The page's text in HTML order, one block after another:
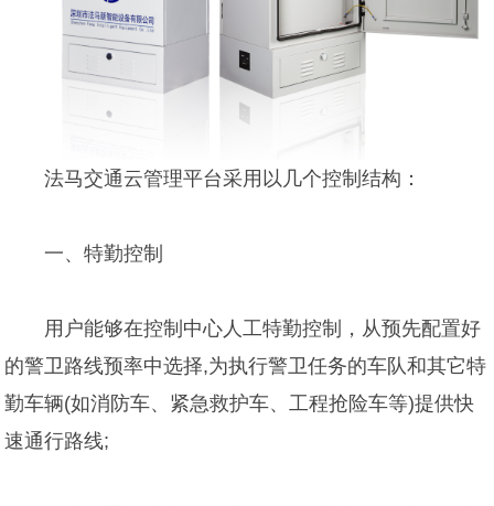
法马交通云管理平台采用以几个控制结构：
一、特勤控制
用户能够在控制中心人工特勤控制，从预先配置好
的警卫路线预率中选择,为执行警卫任务的车队和其它特
勤车辆(如消防车、紧急救护车、工程抢险车等)提供快
速通行路线;